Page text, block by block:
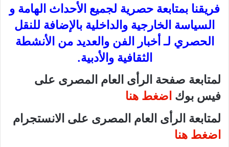
فريقنا بمتابعة حصرية لجميع الأحداث الهامة و
السياسة الخارجية والداخلية بالإضافة للنقل
الحصري لـ أخبار الفن والعديد من الأنشطة
الثقافية والأدبية.
لمتابعة صفحة الرأى العام المصرى على
فيس بوك اضغط هنا
لمتابعة الرأى العام المصرى على الانستجرام
اضغط هنا